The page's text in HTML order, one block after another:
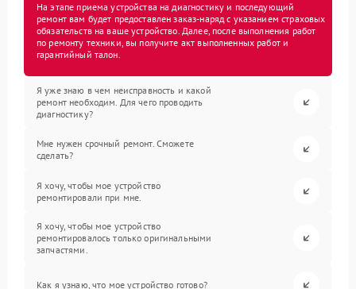
На этапе приема устройства на диагностику и последующий
ремонт вам будет предоставлен заказ-наряд с указанием страховых
обязательств на ваше устройство. Далее, после выполнения работ
по ремонту техники, вы получите акт выполненных работ и
гарантийный талон.
Я уже знаю в чем неисправность и какой
ремонт необходим. Для чего проводить
диагностику?
Мне нужен срочный ремонт. Сможете
сделать?
Я хочу, чтобы мое устройство
ремонтировали при мне.
Я хочу, чтобы мое устройство
ремонтировалось только оригинальными
запчастями.
Как я узнаю, что мое устройство готово?